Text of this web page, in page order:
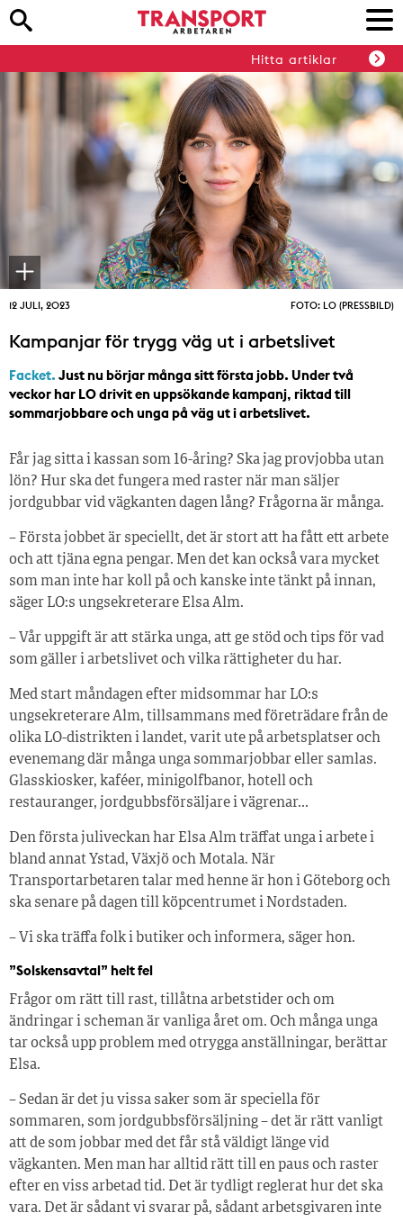
Hitta artiklar
12 JULI, 2023 FOTO: LO (PRESSBILD)
Kampanjar för trygg väg ut i arbetslivet
Facket. Just nu börjar många sitt första jobb. Under två
veckor har LO drivit en uppsökande kampanj, riktad till
sommarjobbare och unga på väg ut i arbetslivet.
Får jag sitta i kassan som 16-åring? Ska jag provjobba utan
lön? Hur ska det fungera med raster när man säljer
jordgubbar vid vägkanten dagen lång? Frågorna är många.
– Första jobbet är speciellt, det är stort att ha fått ett arbete
och att tjäna egna pengar. Men det kan också vara mycket
som man inte har koll på och kanske inte tänkt på innan,
säger LO:s ungsekreterare Elsa Alm.
– Vår uppgift är att stärka unga, att ge stöd och tips för vad
som gäller i arbetslivet och vilka rättigheter du har.
Med start måndagen efter midsommar har LO:s
ungsekreterare Alm, tillsammans med företrädare från de
olika LO-distrikten i landet, varit ute på arbetsplatser och
evenemang där många unga sommarjobbar eller samlas.
Glasskiosker, kaféer, minigolfbanor, hotell och
restauranger, jordgubbsförsäljare i vägrenar…
Den första juliveckan har Elsa Alm träffat unga i arbete i
bland annat Ystad, Växjö och Motala. När
Transportarbetaren talar med henne är hon i Göteborg och
ska senare på dagen till köpcentrumet i Nordstaden.
– Vi ska träffa folk i butiker och informera, säger hon.
”Solskensavtal” helt fel
Frågor om rätt till rast, tillåtna arbetstider och om
ändringar i scheman är vanliga året om. Och många unga
tar också upp problem med otrygga anställningar, berättar
Elsa.
– Sedan är det ju vissa saker som är speciella för
sommaren, som jordgubbsförsäljning – det är rätt vanligt
att de som jobbar med det får stå väldigt länge vid
vägkanten. Men man har alltid rätt till en paus och raster
efter en viss arbetad tid. Det är tydligt reglerat hur det ska
vara. Det är sådant vi svarar på, sådant arbetsgivaren inte